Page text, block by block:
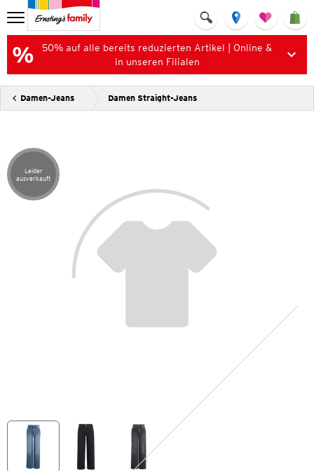
50% auf alle bereits reduzierten Artikel | Online &
in unseren Filialen
Damen-Jeans Damen Straight-Jeans
Artikel leider ausverkauft
Leider
ausverkauft